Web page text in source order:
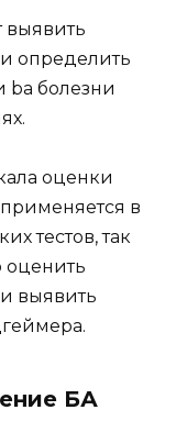
выявить
определить
болезни
оценки
в
тестов, так
оценить
выявить
БА